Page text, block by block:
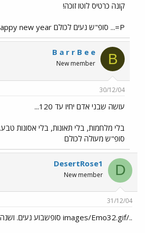
קונה כרטיס לוטו זוכה!
P=... סופ"ש נעים לכולם and a happy new year!
B
B a r r B e e
New member
30/12/04
עושה שבני אדם יחיו עד 120...
בלי מלחמות, בלי תאונות, בלי אסונות
סופ"ש מעולה לכולם
D
DesertRose1
New member
31/12/04
../images/Emo32.gif סופשבוע נעים. ושנה טובה!